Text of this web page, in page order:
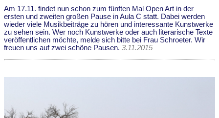
Am 17.11. findet nun schon zum fünften Mal Open Art in der
ersten und zweiten großen Pause in Aula C statt. Dabei werden
wieder viele Musikbeiträge zu hören und interessante Kunstwerke
zu sehen sein. Wer noch Kunstwerke oder auch literarische Texte
veröffentlichen möchte, melde sich bitte bei Frau Schroeter. Wir
freuen uns auf zwei schöne Pausen. 3.11.2015